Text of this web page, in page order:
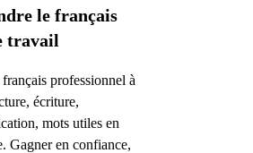
le français
travail
professionnel à
écriture,
mots utiles en
Gagner en confiance,